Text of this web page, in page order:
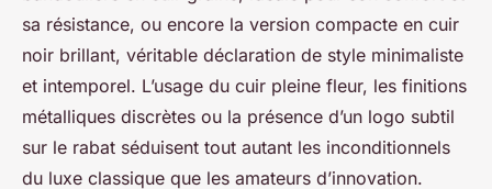
sa résistance, ou encore la version compacte en cuir
noir brillant, véritable déclaration de style minimaliste
et intemporel. L’usage du cuir pleine fleur, les finitions
métalliques discrètes ou la présence d’un logo subtil
sur le rabat séduisent tout autant les inconditionnels
du luxe classique que les amateurs d’innovation.